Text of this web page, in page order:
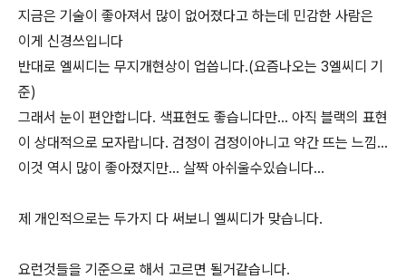
지금은 기술이 좋아져서 많이 없어졌다고 하는데 민감한 사람은
이게 신경쓰입니다
반대로 엘씨디는 무지개현상이 업씁니다.(요즘나오는 3엘씨디 기
준)
그래서 눈이 편안합니다. 색표현도 좋습니다만... 아직 블랙의 표현
이 상대적으로 모자랍니다. 검정이 검정이아니고 약간 뜨는 느낌...
이것 역시 많이 좋아졌지만... 살짝 아쉬울수있습니다...
제 개인적으로는 두가지 다 써보니 엘씨디가 맞습니다.
요런것들을 기준으로 해서 고르면 될거같습니다.